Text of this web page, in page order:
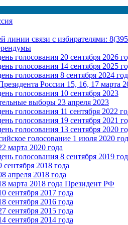
линии связи с избирателями:
голосования 20 сентября 2026
голосования 14 сентября 2025
голосования 8 сентября 2024
России 15, 16, 17 марта
голосования 10 сентября 2023
выборы 23 апреля 2023
голосования 11 сентября 2022
голосования 19 сентября 2021
голосования 13 сентября 2020
голосование 1 июля 2020
марта 2020 года
голосования 8 сентября 2019
2018 года
апреля 2018 года
марта 2018 года Президент РФ
сентября 2017 года
сентября 2016 года
сентября 2015 года
сентября 2014 года